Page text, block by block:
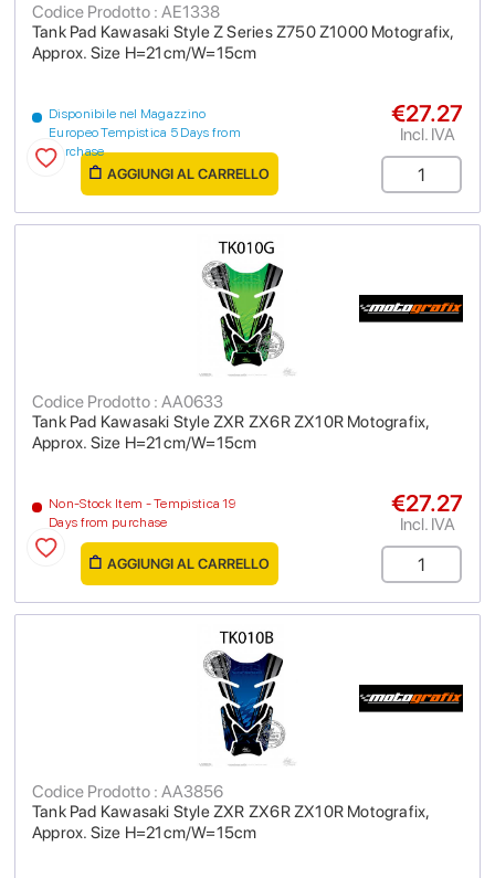
Tank Pad Kawasaki Style Z Series Z750 Z1000 Motografix,
Approx. Size H=21cm/W=15cm
Codice Prodotto : AE1338
Disponibile nel Magazzino
Europeo Tempistica 5 Days from
purchase
€27.27
Incl. IVA
AGGIUNGI AL CARRELLO
Tank Pad Kawasaki Style ZXR ZX6R ZX10R Motografix,
Approx. Size H=21cm/W=15cm
Codice Prodotto : AA0633
Non-Stock Item - Tempistica 19
Days from purchase
€27.27
Incl. IVA
AGGIUNGI AL CARRELLO
Tank Pad Kawasaki Style ZXR ZX6R ZX10R Motografix,
Approx. Size H=21cm/W=15cm
Codice Prodotto : AA3856